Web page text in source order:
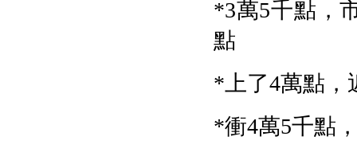
*3萬5千點，
點
*上了4萬點，
*衝4萬5千點